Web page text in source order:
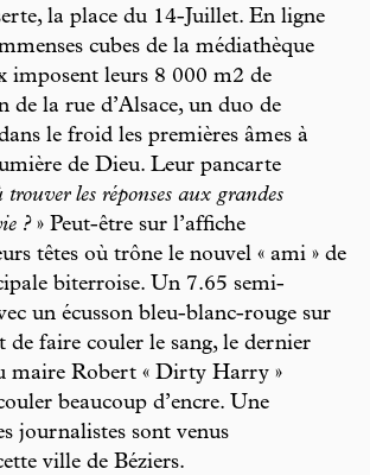
la place du 14-Juillet. En ligne
cubes de la médiathèque
imposent leurs 8 000 m2 de
de la rue d’Alsace, un duo de
le froid les premières âmes à
de Dieu. Leur pancarte
trouver les réponses aux grandes
?» Peut-être sur l’affiche
têtes où trône le nouvel « ami » de
biterroise. Un 7.65 semi-
un écusson bleu-blanc-rouge sur
de faire couler le sang, le dernier
maire Robert « Dirty Harry »
beaucoup d’encre. Une
journalistes sont venus
ville de Béziers.